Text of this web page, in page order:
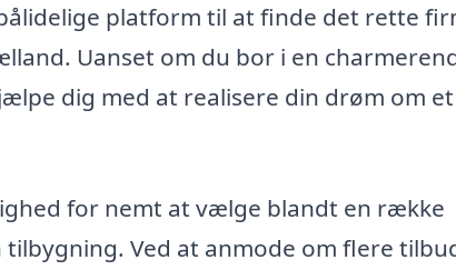
platform til at finde det rette
Uanset om du bor i en
dig med at realisere din drøm om
for nemt at vælge blandt en række
Ved at anmode om flere